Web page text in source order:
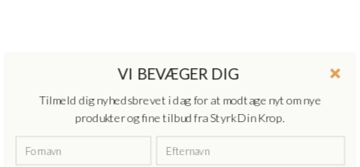
VI BEVÆGER DIG
Tilmeld dig nyhedsbrevet i dag for at modtage nyt om nye
produkter og fine tilbud fra Styrk Din Krop.